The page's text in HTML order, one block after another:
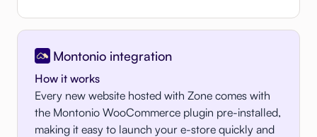
Montonio integration
How it works
Every new website hosted with Zone comes with
the Montonio WooCommerce plugin pre-installed,
making it easy to launch your e-store quickly and